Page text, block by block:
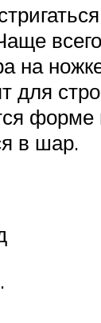
на
для
в шар.